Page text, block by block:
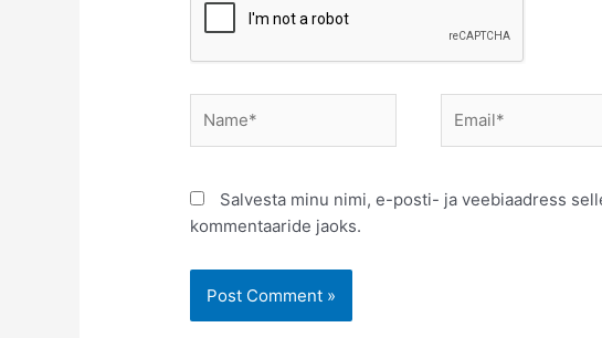
Salvesta minu nimi, e-posti- ja veebiaadress
kommentaaride jaoks.